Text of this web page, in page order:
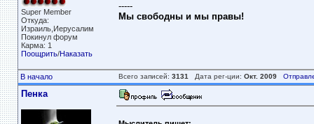
Super Member
Откуда:
Израиль,Иерусалим
Покинул форум
Карма: 1
Поощрить/Наказать
-----
Мы свободны и мы правы!
В начало Всего записей: 3131 Дата рег-ции: Окт. 2009
Пенка